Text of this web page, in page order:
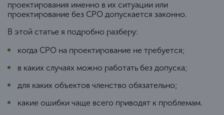
проектирования именно в их ситуации или
проектирование без СРО допускается законно.
В этой статье я подробно разберу:
когда СРО на проектирование не требуется;
в каких случаях можно работать без допуска;
для каких объектов членство обязательно;
какие ошибки чаще всего приводят к проблемам.